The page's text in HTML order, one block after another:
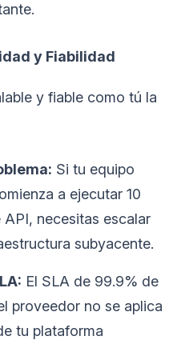
y Fiabilidad
y fiable como tú la
Si tu equipo
a ejecutar 10
necesitas escalar
subyacente.
El SLA de 99.9% de
proveedor no se aplica
tu plataforma